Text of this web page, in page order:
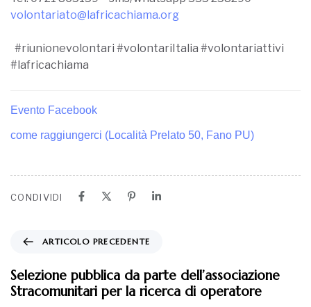
volontariato@lafricachiama.org
#riunionevolontari #volontariItalia #volontariattivi
#lafricachiama
Evento Facebook
come raggiungerci (Località Prelato 50, Fano PU)
CONDIVIDI
ARTICOLO PRECEDENTE
Selezione pubblica da parte dell’associazione
Stracomunitari per la ricerca di operatore